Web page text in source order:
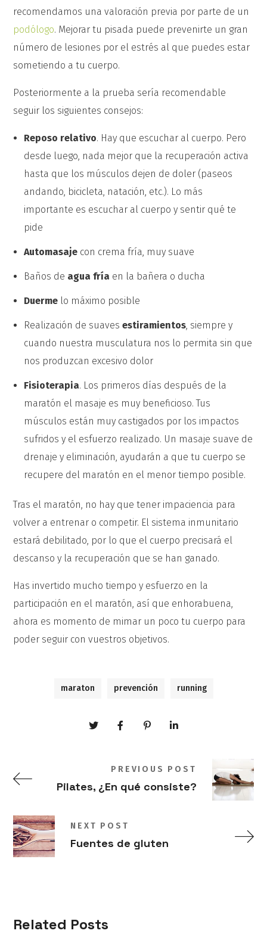
recomendamos una valoración previa por parte de un
podólogo. Mejorar tu pisada puede prevenirte un gran
número de lesiones por el estrés al que puedes estar
sometiendo a tu cuerpo.
Posteriormente a la prueba sería recomendable
seguir los siguientes consejos:
Reposo relativo. Hay que escuchar al cuerpo. Pero
desde luego, nada mejor que la recuperación activa
hasta que los músculos dejen de doler (paseos
andando, bicicleta, natación, etc.). Lo más
importante es escuchar al cuerpo y sentir qué te
pide
Automasaje con crema fría, muy suave
Baños de agua fría en la bañera o ducha
Duerme lo máximo posible
Realización de suaves estiramientos, siempre y
cuando nuestra musculatura nos lo permita sin que
nos produzcan excesivo dolor
Fisioterapia. Los primeros días después de la
maratón el masaje es muy beneficioso. Tus
músculos están muy castigados por los impactos
sufridos y el esfuerzo realizado. Un masaje suave de
drenaje y eliminación, ayudarán a que tu cuerpo se
recupere del maratón en el menor tiempo posible.
Tras el maratón, no hay que tener impaciencia para
volver a entrenar o competir. El sistema inmunitario
estará debilitado, por lo que el cuerpo precisará el
descanso y la recuperación que se han ganado.
Has invertido mucho tiempo y esfuerzo en la
participación en el maratón, así que enhorabuena,
ahora es momento de mimar un poco tu cuerpo para
poder seguir con vuestros objetivos.
maraton prevención running
PREVIOUS POST
Pilates, ¿En qué consiste?
NEXT POST
Fuentes de gluten
Related Posts